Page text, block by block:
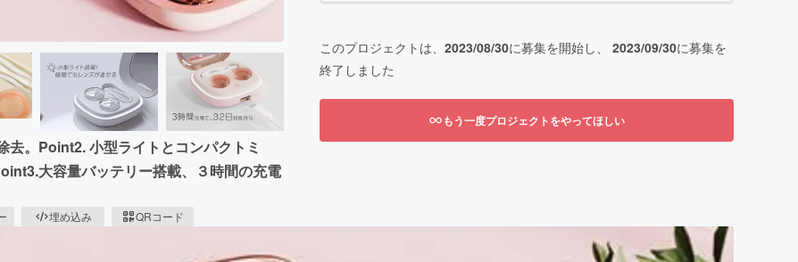
。Point2. 小型ライトとコンパクトミ
大容量バッテリー搭載、３時間の充電
埋め込み QRコード
このプロジェクトは、 2023/08/30に募集を開始し、 2023/09/30に募集を
終了しました
もう一度プロジェクトをやってほしい